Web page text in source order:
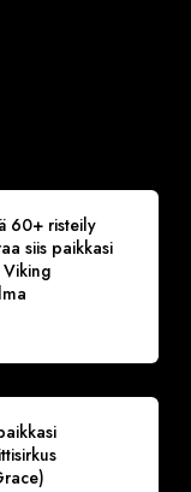
60+ risteily
siis paikkasi